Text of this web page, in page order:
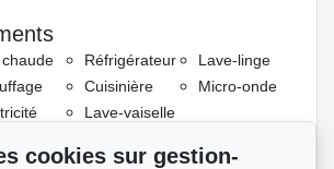
Réfrigérateur
Cuisinière
Lave-vaiselle
Lave-linge
Micro-onde
cookies sur gestion-